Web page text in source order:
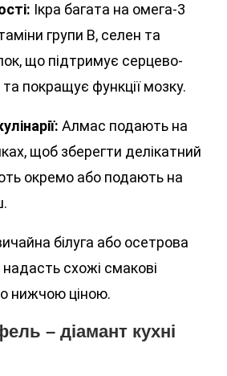
Ікра багата на омега-3
групи B, селен та
що підтримує серцево-
покращує функції мозку.
Алмас подають на
щоб зберегти делікатний
окремо або подають на
білуга або осетрова
надасть схожі смакові
нижчою ціною.
– діамант кухні